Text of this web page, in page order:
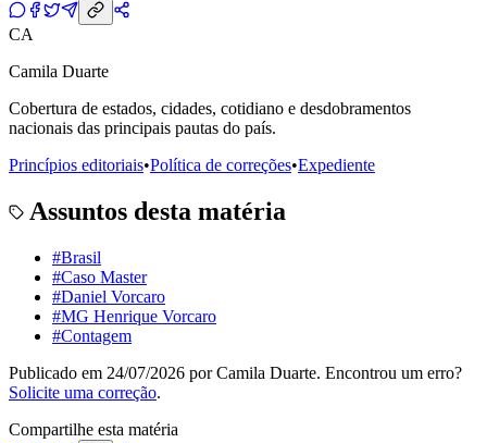
CA
Camila Duarte
Cobertura de estados, cidades, cotidiano e desdobramentos
nacionais das principais pautas do país.
Princípios editoriais•Política de correções•Expediente
Assuntos desta matéria
#Brasil
#Caso Master
#Daniel Vorcaro
#MG Henrique Vorcaro
#Contagem
Publicado em 24/07/2026 por Camila Duarte. Encontrou um erro?
Solicite uma correção.
Compartilhe esta matéria